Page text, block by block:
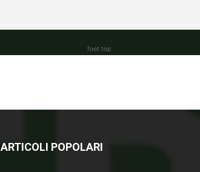
foot top
ARTICOLI POPOLARI